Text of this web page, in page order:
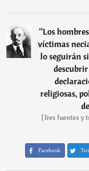
“Los
víctimas
lo seguirán
religiosas,
[Tres fuentes y
Facebook